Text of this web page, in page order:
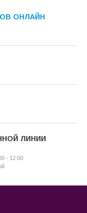
ОНЛАЙН
ЛИНИИ
- 12:00